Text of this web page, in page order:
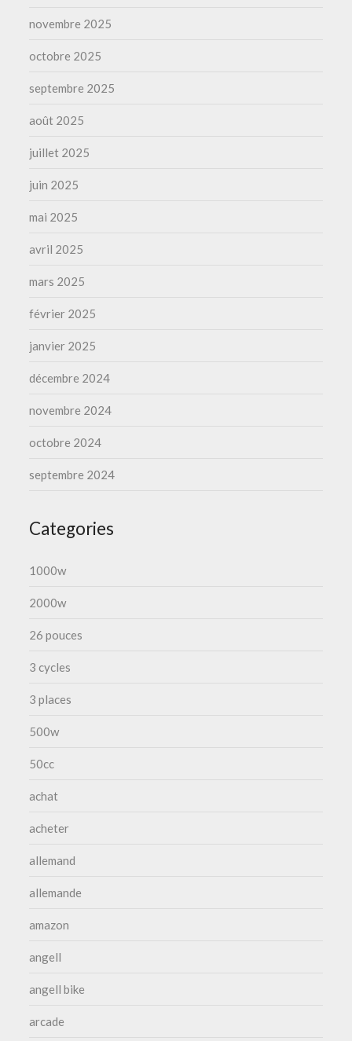
novembre 2025
octobre 2025
septembre 2025
août 2025
juillet 2025
juin 2025
mai 2025
avril 2025
mars 2025
février 2025
janvier 2025
décembre 2024
novembre 2024
octobre 2024
septembre 2024
Categories
1000w
2000w
26 pouces
3 cycles
3 places
500w
50cc
achat
acheter
allemand
allemande
amazon
angell
angell bike
arcade